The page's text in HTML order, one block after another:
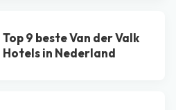
Top 9 beste Van der Valk
Hotel​s in Nederland